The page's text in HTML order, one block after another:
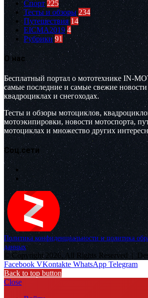
Спорт 225
Тесты и обзоры 234
Путешествия 14
EICMA2019 4
Рубрики 91
О нас
Бесплатный портал о мототехнике IN-
самые последние и самые свежие
квадроциклах и снегоходах.
Тесты и обзоры мотоциклов,
мотоэкипировки, новости мотоспорта,
мотоциклах и множество других
Соц.сети
Политика конфиденциальности и политика
данных
© Copyright 2026, All Rights Reserved |
Facebook VKontakte WhatsApp Telegram
Back to top button
Close